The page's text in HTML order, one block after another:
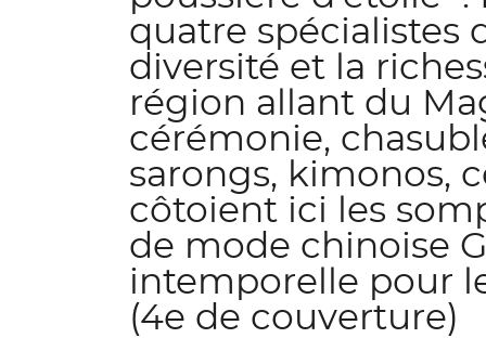
quatre spécialistes
diversité et la
région allant du
cérémonie,
sarongs, kimonos,
côtoient ici les
de mode chinoise
intemporelle pour
(4e de couverture)